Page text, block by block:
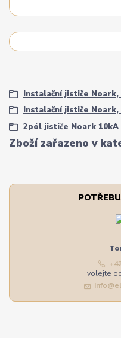
Zboží zařazeno v
Instalační jističe Noark,
Instalační jističe Noark,
2pól jističe Noark 10kA
volejte